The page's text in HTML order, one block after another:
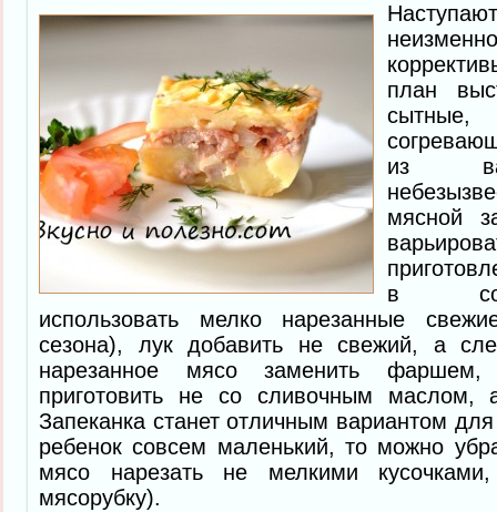
план
из
мясной
в
использовать мелко нарезанные
сезона), лук добавить не свежий, а
нарезанное мясо заменить фаршем,
приготовить не со сливочным
Запеканка станет отличным вариантом для
ребенок совсем маленький, то можно
мясо нарезать не мелкими
мясорубку).